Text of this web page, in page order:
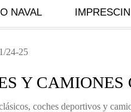
NAVAL
24-25
Y CAMIONES
coches deportivos y